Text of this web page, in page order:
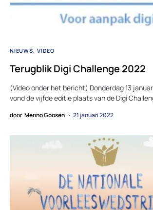
NIEUWS VIDEO
Terugblik Digi Challenge 2022
(Video onder het bericht) Donderdag 13
vond de vijfde editie plaats van de Digi
door Menno Goosen 21 januari 2022